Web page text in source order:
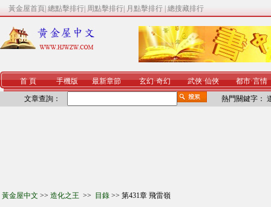
黃金屋首頁 總點擊排行 周點擊排行 月點擊排行 總搜藏排行
首 頁 手機版 最新章節 玄幻·奇幻 武俠·仙俠 都市·言情
文章查詢： 熱門關鍵字：
黃金屋中文 >> 造化之王 >> 目錄 >> 第431章 飛雷嶺